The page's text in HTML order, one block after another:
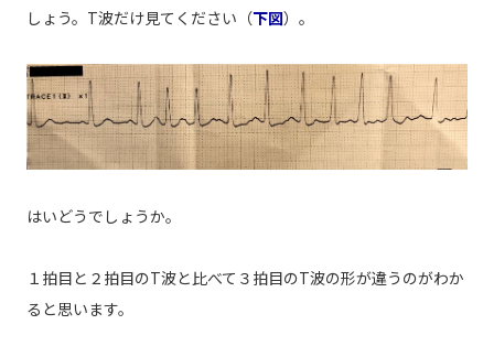
しょう。T波だけ見てください（下図）。
はいどうでしょうか。
１拍目と２拍目のT波と比べて３拍目のT波の形が違うのがわか
ると思います。